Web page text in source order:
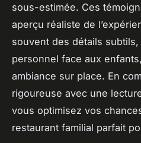
sous-estimée. Ces
aperçu réaliste de
souvent des détails
personnel face aux
ambiance sur place. En
rigoureuse avec une
vous optimisez vos
restaurant familial parfait